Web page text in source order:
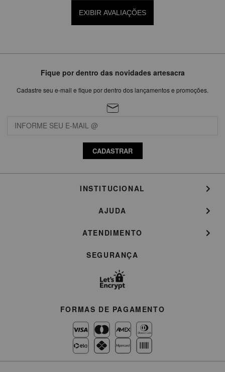
EXIBIR AVALIAÇÕES
Fique por dentro das novidades artesacra
Cadastre seu e-mail e fique por dentro dos lançamentos e promoções.
CADASTRAR
INSTITUCIONAL
AJUDA
ATENDIMENTO
SEGURANÇA
FORMAS DE PAGAMENTO